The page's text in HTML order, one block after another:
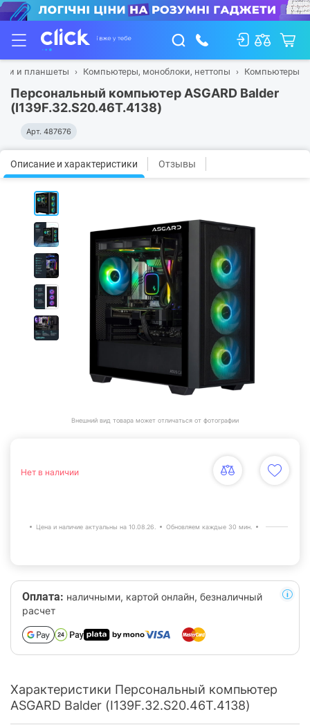
и планшеты Компьютеры, моноблоки, неттопы Компьютеры
Персональный компьютер ASGARD Balder
(I139F.32.S20.46T.4138)
Арт. 487676
Описание и характеристики Отзывы
Внешний вид товара может отличаться от фотографии
Нет в наличии
Цена и наличие актуальны на 10.08.26. Обновляем каждые 30 мин.
Оплата: наличными, картой онлайн, безналичный
расчет
Характеристики Персональный компьютер
ASGARD Balder (I139F.32.S20.46T.4138)